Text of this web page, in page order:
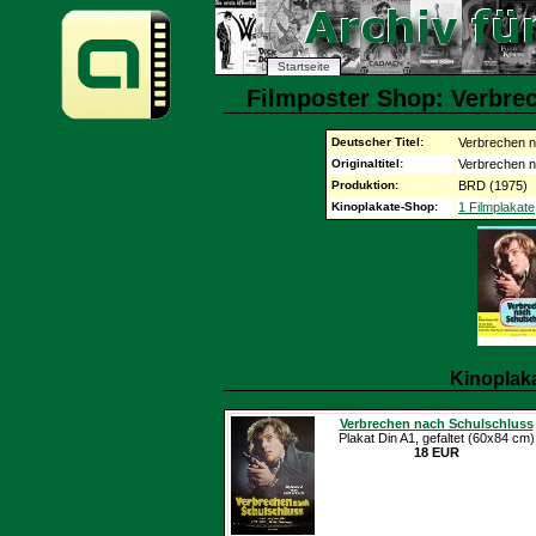
Startseite
Filmposter Shop:
Deutscher Titel: Verbrechen
Originaltitel: Verbrechen
Produktion: BRD (1975)
Kinoplakate-Shop: 1 Filmplakate
Verbrechen nach Schulschluss
Plakat Din A1, gefaltet (60x84 cm)
18 EUR